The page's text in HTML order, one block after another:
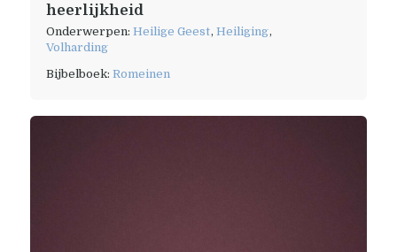
heerlijkheid
Onderwerpen: Heilige Geest, Heiliging,
Volharding
Bijbelboek: Romeinen